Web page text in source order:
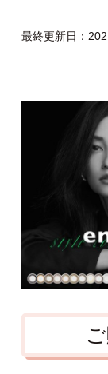
最終更新日：